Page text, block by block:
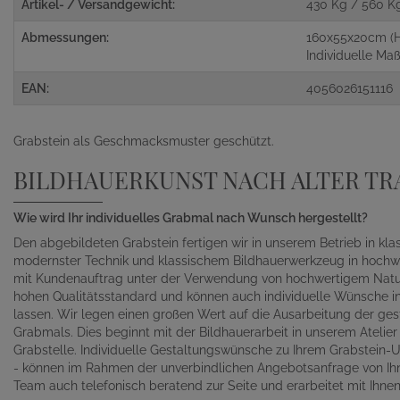
Artikel- / Versandgewicht: 430 Kg / 560
Abmessungen:
160x55x20cm
Individuelle
EAN: 4056026151116
Grabstein als Geschmacksmuster geschützt.
BILDHAUERKUNST NACH ALTER
Wie wird Ihr individuelles Grabmal nach Wunsch hergestellt?
Den abgebildeten Grabstein fertigen wir in unserem Betrieb in
modernster Technik und klassischem Bildhauerwerkzeug in
mit Kundenauftrag unter der Verwendung von hochwertigem
hohen Qualitätsstandard und können auch individuelle Wünsche
lassen. Wir legen einen großen Wert auf die Ausarbeitung der
Grabmals. Dies beginnt mit der Bildhauerarbeit in unserem
Grabstelle. Individuelle Gestaltungswünsche zu Ihrem
- können im Rahmen der unverbindlichen Angebotsanfrage von
Team auch telefonisch beratend zur Seite und erarbeitet mit